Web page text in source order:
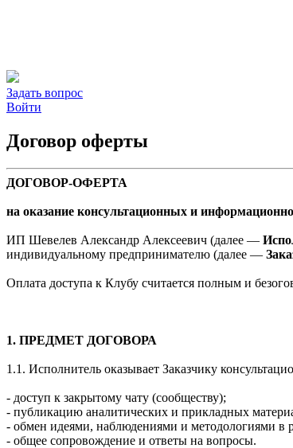
Задать вопрос
Войти
Договор оферты
ДОГОВОР-ОФЕРТА
на оказание консультационных и
ИП Шевелев Александр Алексеевич (далее —
индивидуальному предпринимателю (далее —
Оплата доступа к Клубу считается полным и
1. ПРЕДМЕТ ДОГОВОРА
1.1. Исполнитель оказывает Заказчику
- доступ к закрытому чату (сообществу);
- публикацию аналитических и прикладных
- обмен идеями, наблюдениями и методологиями в
- общее сопровождение и ответы на вопросы.